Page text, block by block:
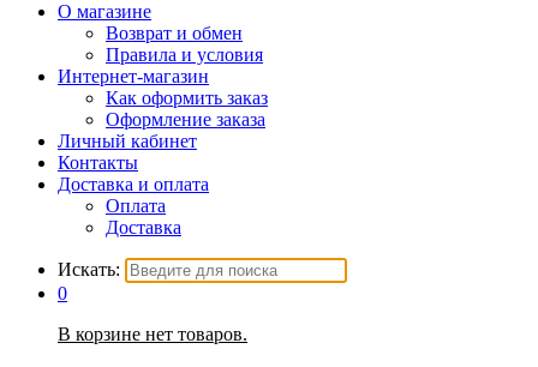
О магазине
Возврат и обмен
Правила и условия
Интернет-магазин
Как оформить заказ
Оформление заказа
Личный кабинет
Контакты
Доставка и оплата
Оплата
Доставка
Искать:
0
В корзине нет товаров.